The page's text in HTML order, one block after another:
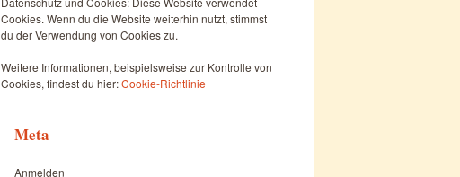
Cookies. Wenn du die Website weiterhin nutzt, stimmst
du der Verwendung von Cookies zu.
Weitere Informationen, beispielsweise zur Kontrolle von
Cookies, findest du hier:Cookie-Richtlinie
Meta
Anmelden